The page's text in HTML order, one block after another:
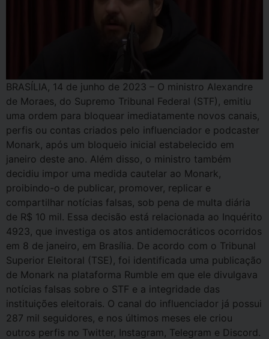
BRASÍLIA, 14 de junho de 2023 – O ministro Alexandre
de Moraes, do Supremo Tribunal Federal (STF), emitiu
uma ordem para bloquear imediatamente novos canais,
perfis ou contas criados pelo influenciador e podcaster
Monark, após um bloqueio inicial estabelecido em
janeiro deste ano. Além disso, o ministro também
decidiu impor uma medida cautelar ao Monark,
proibindo-o de publicar, promover, replicar e
compartilhar notícias falsas, sob pena de multa diária
de R$ 10 mil. Essa decisão está relacionada ao Inquérito
4923, que investiga os atos antidemocráticos ocorridos
em 8 de janeiro, em Brasília. De acordo com o Tribunal
Superior Eleitoral (TSE), foi identificada uma publicação
de Monark na plataforma Rumble em que ele divulgava
notícias falsas sobre o STF e a integridade das
instituições eleitorais. O canal do influenciador já possui
287 mil seguidores, e nos últimos meses ele criou
outros perfis no Twitter, Instagram, Telegram e Discord.